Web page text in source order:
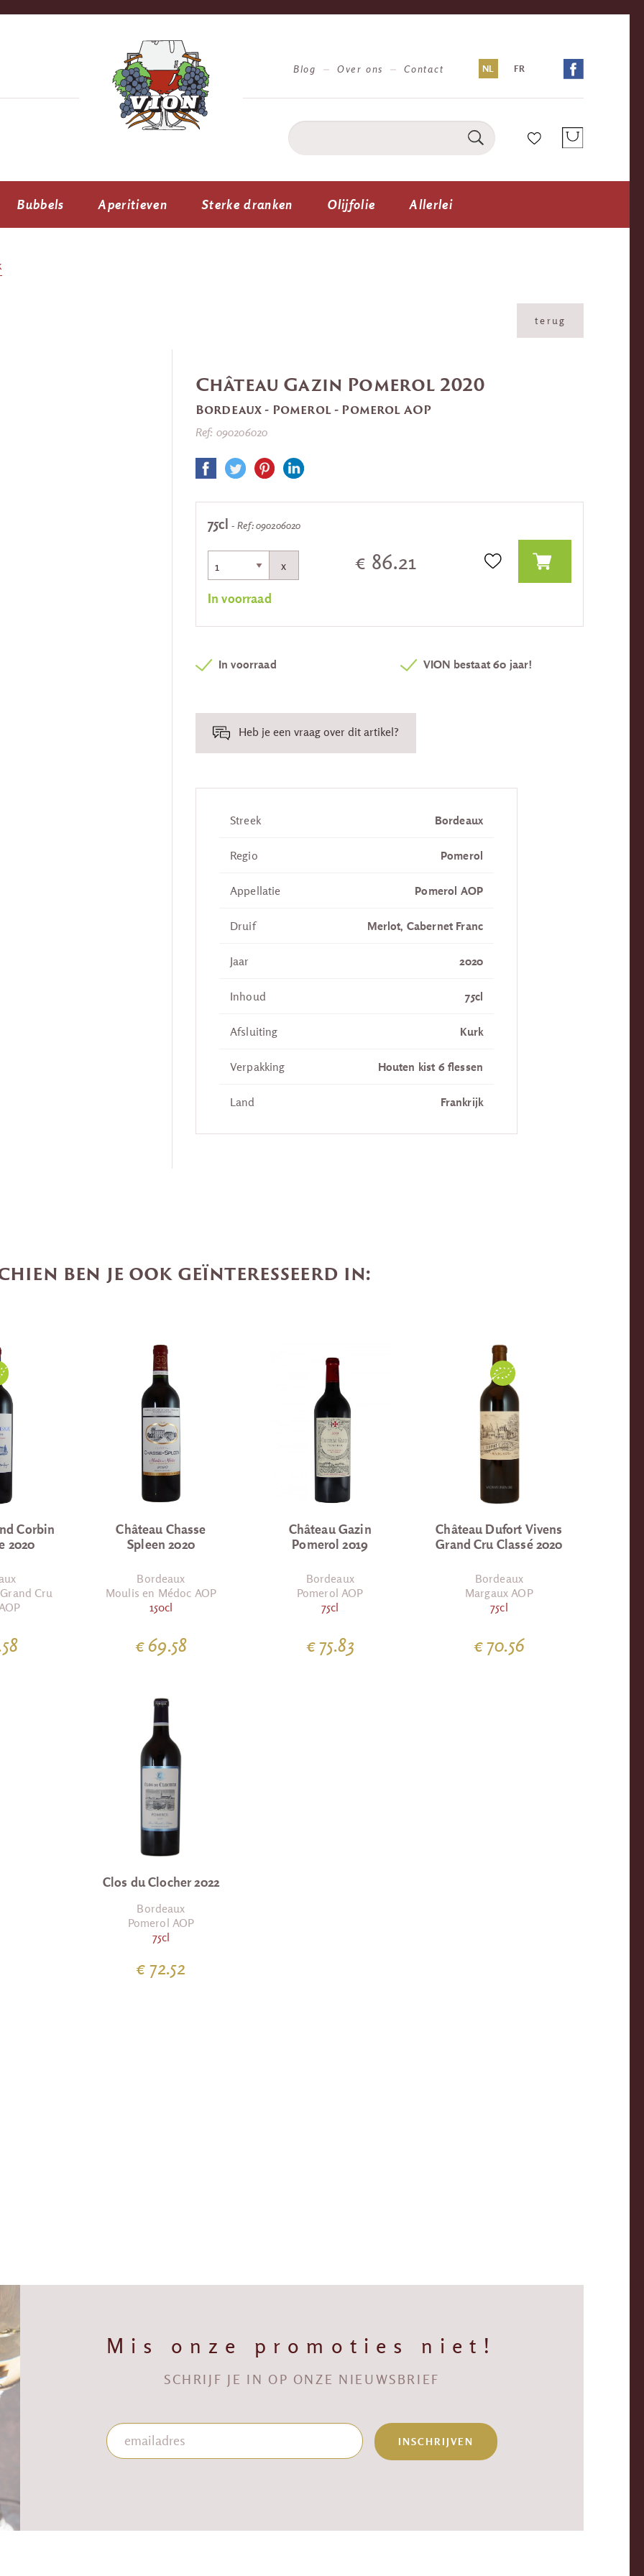
Blog Over ons Contact NL FR
Bubbels Aperitieven Sterke dranken Olijfolie Allerlei
terug
terug
Château Gazin Pomerol 2020
Bordeaux - Pomerol - Pomerol AOP
Ref: 090206020
75cl - Ref: 090206020
x € 86.21
In voorraad
In voorraad VION bestaat 60 jaar!
Heb je een vraag over dit artikel?
Streek Bordeaux
Regio Pomerol
Appellatie Pomerol AOP
Druif Merlot, Cabernet Franc
Jaar 2020
Inhoud 75cl
Afsluiting Kurk
Verpakking Houten kist 6 flessen
Land Frankrijk
ben je ook geïnteresseerd in:
Corbin
2020
Cru
Château Chasse
Spleen 2020
Bordeaux
Moulis en Médoc AOP
150cl
€ 69.58
Château Gazin
Pomerol 2019
Bordeaux
Pomerol AOP
75cl
€ 75.83
Château Dufort Vivens
Grand Cru Classé 2020
Bordeaux
Margaux AOP
75cl
€ 70.56
Clos du Clocher 2022
Bordeaux
Pomerol AOP
75cl
€ 72.52
Mis onze promoties niet!
SCHRIJF JE IN OP ONZE NIEUWSBRIEF
INSCHRIJVEN